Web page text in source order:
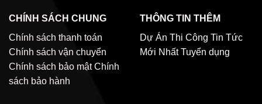
CHÍNH SÁCH CHUNG
Chính sách thanh toán
Chính sách vận chuyển
Chính sách bảo mật Chính
sách bảo hành
THÔNG TIN THÊM
Dự Án Thi Công Tin Tức
Mới Nhất Tuyển dụng